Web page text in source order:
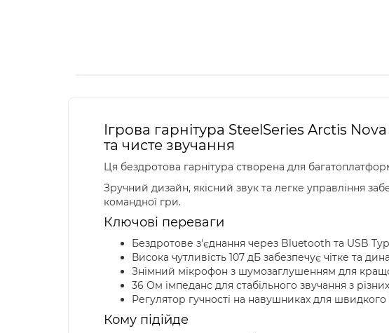
Ігрова гарнітура SteelSeries Arctis
та чисте звучання
Ця бездротова гарнітура створена для
Зручний дизайн, якісний звук та легке управління
командної гри.
Ключові переваги
Бездротове з'єднання через Bluetooth та USB
Висока чутливість 107 дБ забезпечує чітке та
Знімний мікрофон з шумозаглушенням для
36 Ом імпеданс для стабільного звучання з
Регулятор гучності на навушниках для швидкого
Кому підійде